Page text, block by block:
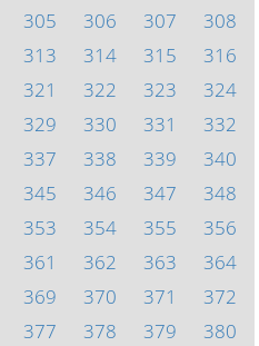
305 306 307
308
313 314 315
316
321 322 323
324
329 330 331
332
337 338 339
340
345 346 347
348
353 354 355
356
361 362 363
364
369 370 371
372
377 378 379 380